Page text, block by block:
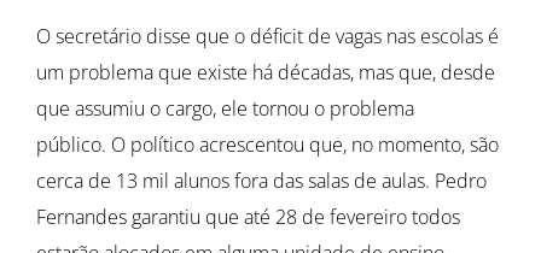
O secretário disse que o déficit de vagas nas escolas é
um problema que existe há décadas, mas que, desde
que assumiu o cargo, ele tornou o problema
público. O político acrescentou que, no momento, são
cerca de 13 mil alunos fora das salas de aulas. Pedro
Fernandes garantiu que até 28 de fevereiro todos